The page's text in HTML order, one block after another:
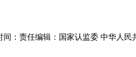
间：责任编辑：国家认监委 中华